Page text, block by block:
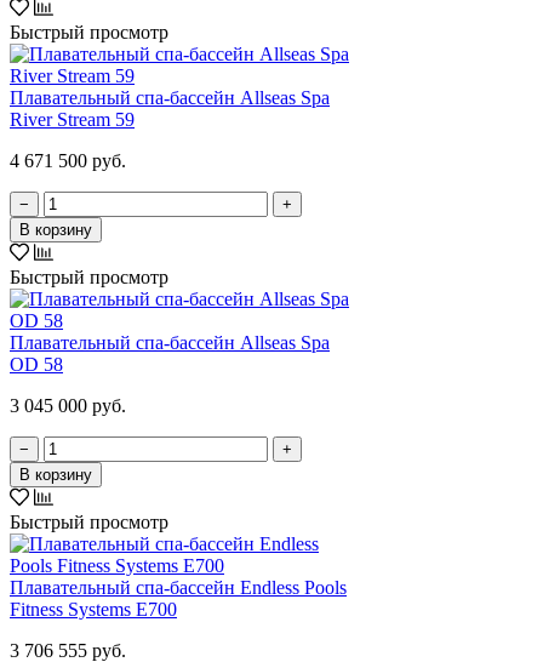
Быстрый просмотр
Плавательный спа-бассейн Allseas Spa
River Stream 59
4 671 500 руб.
−
+
В корзину
Быстрый просмотр
Плавательный спа-бассейн Allseas Spa
OD 58
3 045 000 руб.
−
+
В корзину
Быстрый просмотр
Плавательный спа-бассейн Endless Pools
Fitness Systems E700
3 706 555 руб.